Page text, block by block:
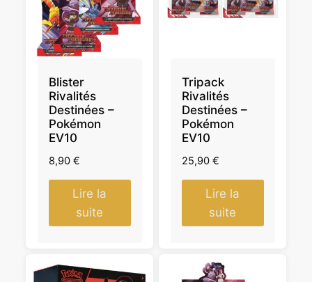
Blister
Rivalités
Destinées –
Pokémon
EV10
8,90 €
Lire la
suite
Tripack
Rivalités
Destinées –
Pokémon
EV10
25,90 €
Lire la
suite